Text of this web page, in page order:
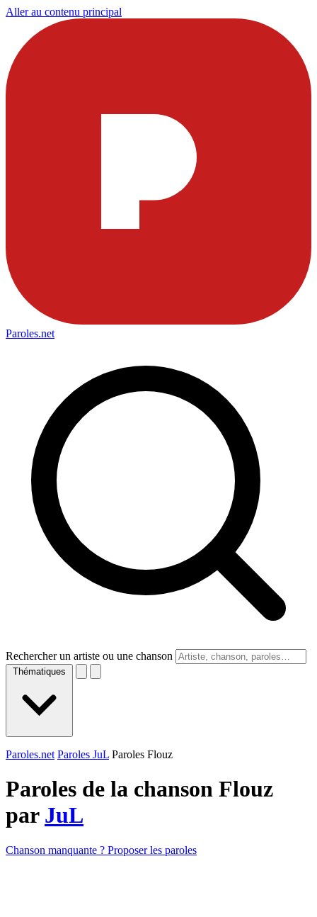
Aller au contenu principal
Paroles.net
Rechercher un artiste ou une chanson
Thématiques
Paroles.net Paroles JuL Paroles Flouz
Paroles de la chanson Flouz
par JuL
Chanson manquante ? Proposer les paroles